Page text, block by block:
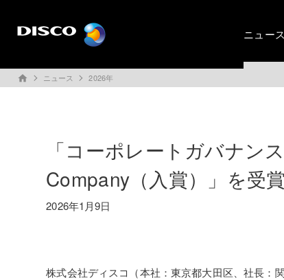
ニュース
home ニュース 2026年
「コーポレートガバナン
Company（入賞）」を受賞
2026年1月9日
株式会社ディスコ（本社：東京都大田区、社長：